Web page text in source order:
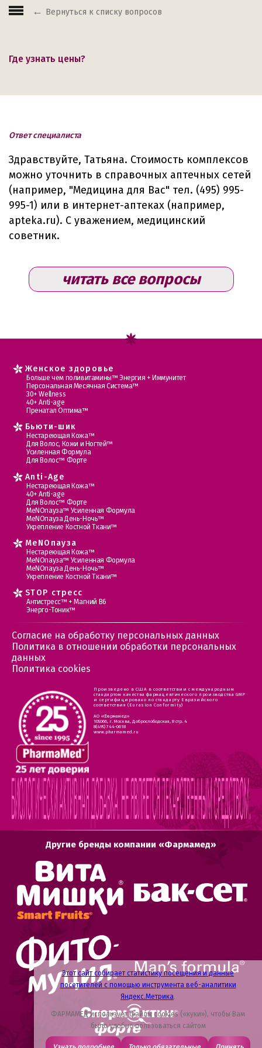
Вернуться к списку вопросов
Где узнать цены?
Ответ специалиста
Здравствуйте, Татьяна. Стоимость комплексов
можно уточнить в справочных аптечных сетей
(например, "Медицина для Вас" тел. (495) 995-
995-1) или в интернет-аптеках (например,
apteka.ru). С уважением, медицинский
советник.
читать все вопросы
Этот сайт собирает статистику посещения и данные
посетителей с помощью инструмента веб-аналитики
Яндекс.Метрика.
ФАРМАМЕД использует файлы cookies («куки»), чтобы Вам
было удобно пользоваться сайтом
Женское здоровье
Больше чем поливитамины™ Энергия + Иммунитет
Персональная Месячная Система™
30+ Wellness
40+ Anti-age
Пренатал Оптима™
Бьюти-шик
Нестареющая Кожа™
Для Волос, Кожи и Ногтей™
Усиленная Формула
Для Волос™ Форте
Anti-Age
Нестареющая Кожа™
40+ Anti-age
Для Волос™ Форте
МеNOпауза™ Усиленная Формула
МеNOпауза День-Ночь™
Укрепление Костной Ткани™
MеNOпауза
Нестареющая Кожа™
МеNOпауза™ Усиленная Формула
МеNOпауза День-Ночь™
Укрепление Костной Ткани™
STOP стресс
Антистресс™ + Магний В6
Энерго-Тоник™
Согласие на обработку персональных данных
Политика в отношении обработки персональных
данных
Политика cookies
Произведено в США в соответствии с международным
стандартом качества фармацевтического производства GMP
и сертифицировано по стандарту Евразийского
соответствия (Eurasion Conformity)
АО «Фармамед»
105066, г. Москва, Доброслободская, 8 стр. 4
8(495) 744-0618
www.pharmamed.ru
Другие бренды компании «Фармамед»